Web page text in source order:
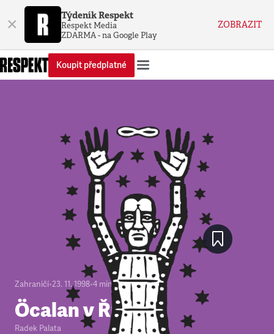
× Týdeník Respekt
Respekt Media
ZDARMA - na Google Play
ZOBRAZIT
Koupit předplatné
Zahraničí•23. 11. 1998•4 minuty
Öcalan v Římě
Radek Palata